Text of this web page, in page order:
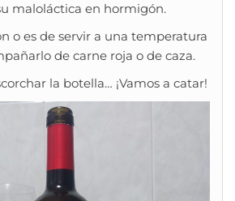
maloláctica en hormigón.
o es de servir a una temperatura
de carne roja o de caza.
la botella… ¡Vamos a catar!